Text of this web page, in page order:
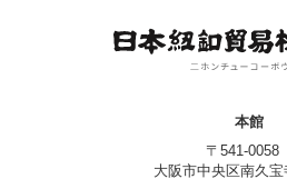
本館
〒541-0058
大阪市中央区南久宝